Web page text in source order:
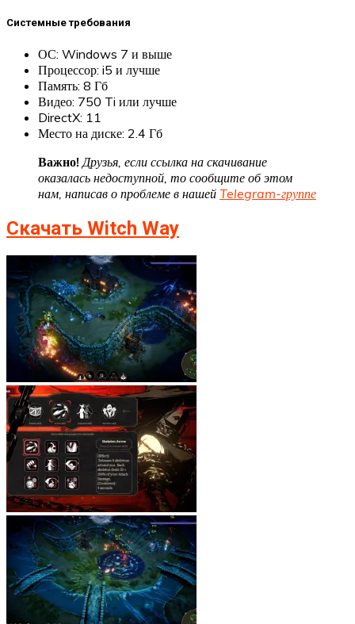
Системные требования
ОС: Windows 7 и выше
Процессор: i5 и лучше
Память: 8 Гб
Видео: 750 Ti или лучше
DirectX: 11
Место на диске: 2.4 Гб
Важно! Друзья, если ссылка на скачивание
оказалась недоступной, то сообщите об этом
нам, написав о проблеме в нашей Telegram-группе
Скачать Witch Way